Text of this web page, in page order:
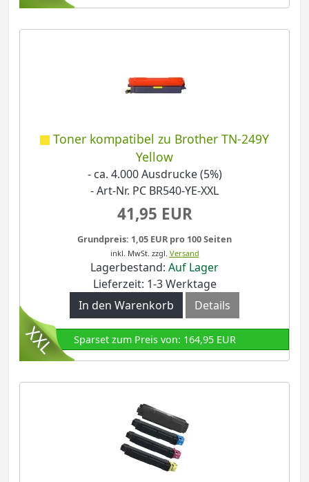
Toner kompatibel zu Brother TN-249Y
Yellow
- ca. 4.000 Ausdrucke (5%)
- Art-Nr. PC BR540-YE-XXL
41,95 EUR
Grundpreis: 1,05 EUR pro 100 Seiten
inkl. MwSt. zzgl. Versand
Lagerbestand: Auf Lager
Lieferzeit: 1-3 Werktage
In den Warenkorb
Details
Sparset zum Preis von: 164,95 EUR